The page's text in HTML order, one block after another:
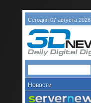
Сегодня 07 августа 2026
Новости